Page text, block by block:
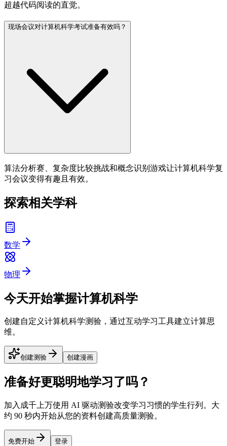
超越代码阅读的直觉。
现场会议对计算机科学考试准备有效吗？
算法分析赛、复杂度比较挑战和概念识别游戏让计算机科学复
习会议变得有趣且有效。
探索相关学科
数学
物理
今天开始掌握计算机科学
创建自定义计算机科学测验，通过互动学习工具建立计算思
维。
创建测验 创建漫画
准备好更聪明地学习了吗？
加入成千上万使用 AI 驱动测验改变学习习惯的学生行列。大
约 90 秒内开始从您的资料创建高质量测验。
免费开始 登录